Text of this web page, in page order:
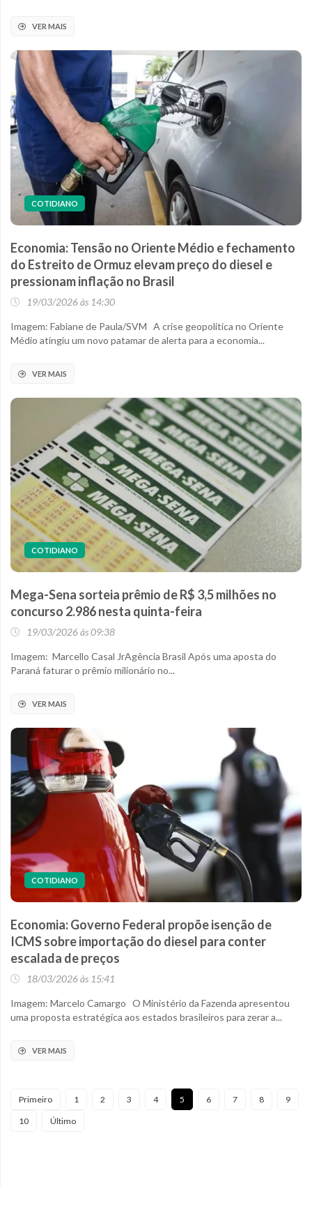
VER MAIS
COTIDIANO
Economia: Tensão no Oriente Médio e fechamento
do Estreito de Ormuz elevam preço do diesel e
pressionam inflação no Brasil
19/03/2026 às 14:30
Imagem: Fabiane de Paula/SVM A crise geopolítica no Oriente
Médio atingiu um novo patamar de alerta para a economia...
VER MAIS
COTIDIANO
Mega-Sena sorteia prêmio de R$ 3,5 milhões no
concurso 2.986 nesta quinta-feira
19/03/2026 às 09:38
Imagem: Marcello Casal JrAgência Brasil Após uma aposta do
Paraná faturar o prêmio milionário no...
VER MAIS
COTIDIANO
Economia: Governo Federal propõe isenção de
ICMS sobre importação do diesel para conter
escalada de preços
18/03/2026 às 15:41
Imagem: Marcelo Camargo O Ministério da Fazenda apresentou
uma proposta estratégica aos estados brasileiros para zerar a...
VER MAIS
Primeiro 1 2 3 4 5 6 7 8 9
10 Último